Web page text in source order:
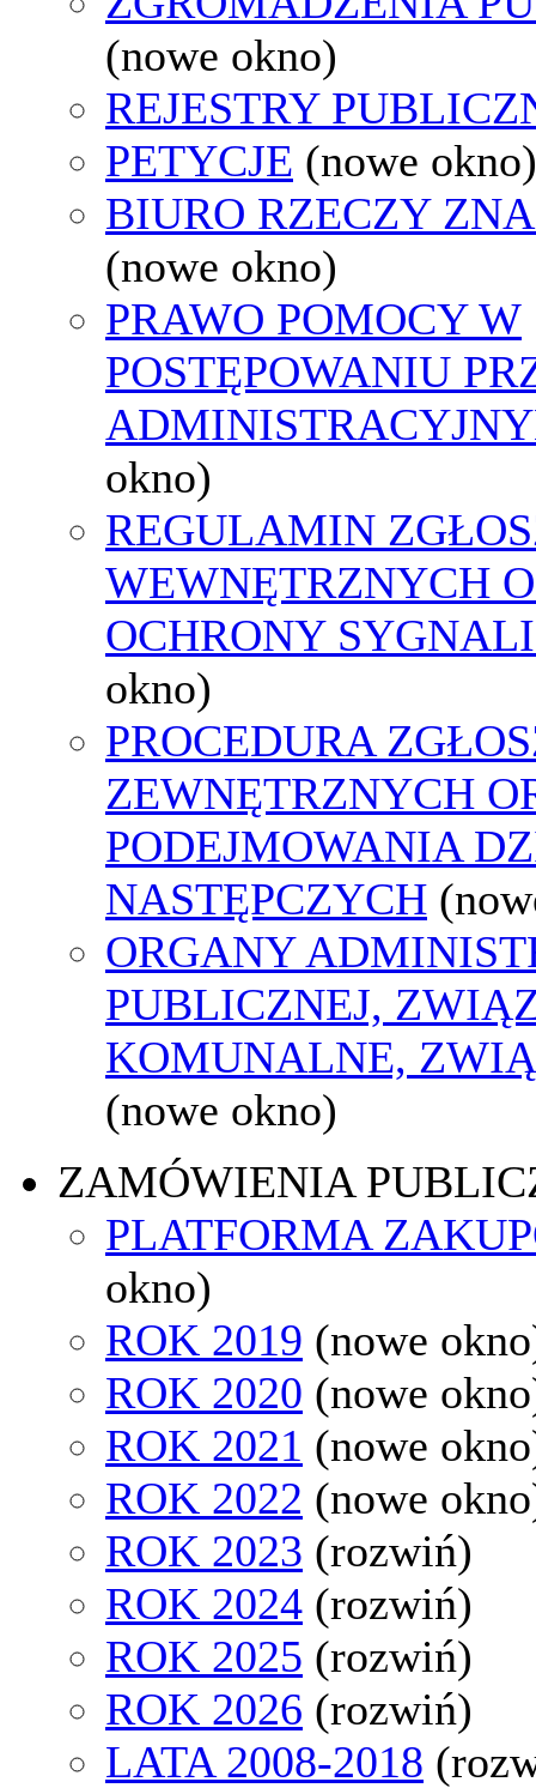
(nowe okno)
REJESTRY
PETYCJE (nowe okno)
BIURO RZECZY
(nowe okno)
PRAWO POMOCY W
POSTĘPOWANIU
okno)
REGULAMIN
WEWNĘTRZNYCH
OCHRONY
okno)
PROCEDURA
ZEWNĘTRZNYCH
PODEJMOWANIA
NASTĘPCZYCH
ORGANY
PUBLICZNEJ,
KOMUNALNE,
(nowe okno)
ZAMÓWIENIA
PLATFORMA
okno)
ROK 2019 (nowe
ROK 2020 (nowe
ROK 2021 (nowe
ROK 2022 (nowe
ROK 2023 (rozwiń)
ROK 2024 (rozwiń)
ROK 2025 (rozwiń)
ROK 2026 (rozwiń)
LATA 2008-2018